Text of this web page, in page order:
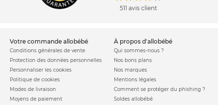
511 avis client
votre commande allobébé
Conditions générales de vente
Protection des données personnelles
Personnaliser les cookies
Politique de cookies
Modes de livraison
Moyens de paiement
à propos d'allobébé
Qui sommes-nous ?
Nos bons plans
Nos marques
Mentions légales
Comment se protéger du phishing ?
Soldes allobébé